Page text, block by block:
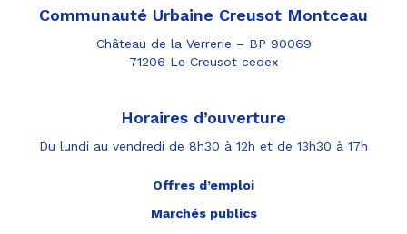
Communauté Urbaine Creusot Montceau
Château de la Verrerie – BP 90069
71206 Le Creusot cedex
Horaires d’ouverture
Du lundi au vendredi de 8h30 à 12h et de 13h30 à 17h
Offres d’emploi
Marchés publics